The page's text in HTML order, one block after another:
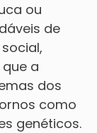
ou
de
a
dos
como
genéticos.